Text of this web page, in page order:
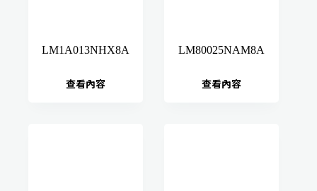
LM1A013NHX8A
查看內容
LM80025NAM8A
查看內容